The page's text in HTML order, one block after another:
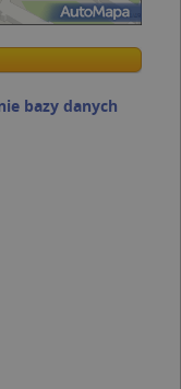
bazy danych